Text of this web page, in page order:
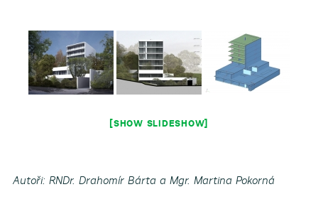
[SHOW SLIDESHOW]
Autoři: RNDr. Drahomír Bárta a Mgr. Martina Pokorná